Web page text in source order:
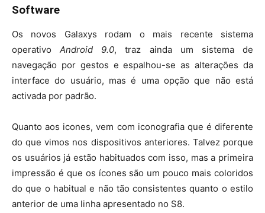
Software
Os novos Galaxys rodam o mais recente sistema
operativoAndroid 9.0, traz ainda um sistema de
navegação por gestos e espalhou-se as alterações da
interface do usuário, mas é uma opção que não está
activada por padrão.
Quanto aos icones, vem com iconografia que é diferente
do que vimos nos dispositivos anteriores. Talvez porque
os usuários já estão habituados com isso, mas a primeira
impressão é que os ícones são um pouco mais coloridos
do que o habitual e não tão consistentes quanto o estilo
anterior de uma linha apresentado no S8.